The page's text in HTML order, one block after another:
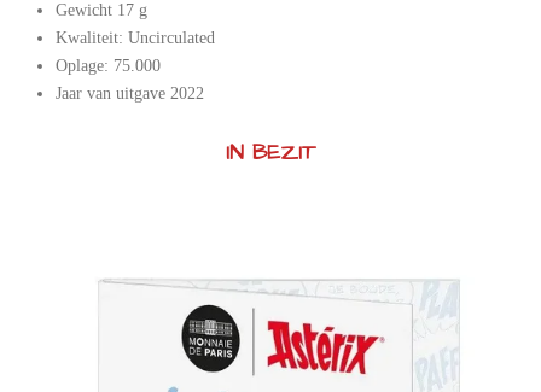
Gewicht 17 g
Kwaliteit: Uncirculated
Oplage: 75.000
Jaar van uitgave 2022
IN BEZIT